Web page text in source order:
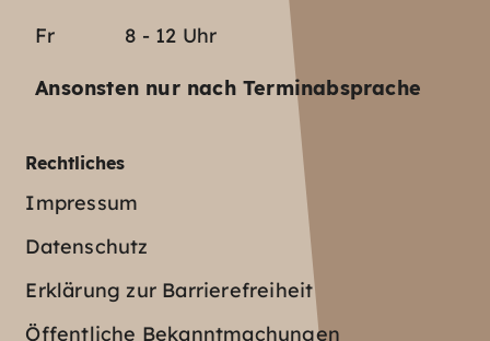
Fr 8 - 12 Uhr
Ansonsten nur nach Terminabsprache
Rechtliches
Impressum
Datenschutz
Erklärung zur Barrierefreiheit
Öffentliche Bekanntmachungen